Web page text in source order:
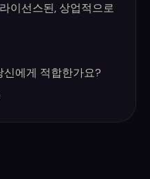
이선스된, 상업적으로
신에게 적합한가요?